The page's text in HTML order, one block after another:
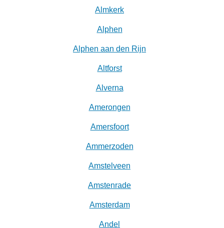
Almkerk
Alphen
Alphen aan den Rijn
Altforst
Alverna
Amerongen
Amersfoort
Ammerzoden
Amstelveen
Amstenrade
Amsterdam
Andel